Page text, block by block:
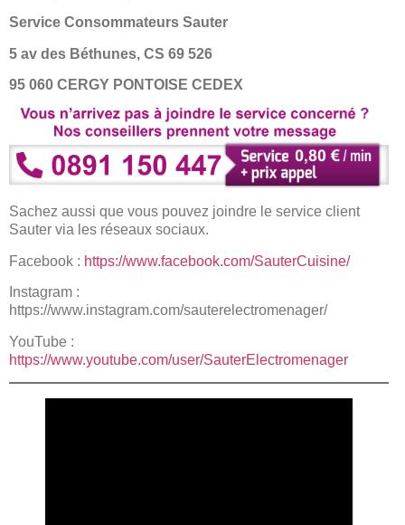
Service Consommateurs Sauter
5 av des Béthunes, CS 69 526
95 060 CERGY PONTOISE CEDEX
Sachez aussi que vous pouvez joindre le service client
Sauter via les réseaux sociaux.
Facebook : https://www.facebook.com/SauterCuisine/
Instagram :
https://www.instagram.com/sauterelectromenager/
YouTube :
https://www.youtube.com/user/SauterElectromenager